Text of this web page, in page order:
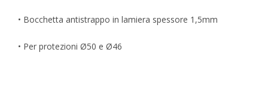
• Bocchetta antistrappo in lamiera spessore 1,5mm
• Per protezioni Ø50 e Ø46